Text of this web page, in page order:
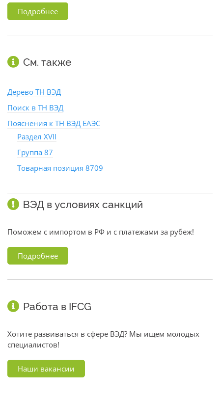
Подробнее
См. также
Дерево ТН ВЭД
Поиск в ТН ВЭД
Пояснения к ТН ВЭД ЕАЭС
Раздел XVII
Группа 87
Товарная позиция 8709
ВЭД в условиях санкций
Поможем с импортом в РФ и с платежами за рубеж!
Подробнее
Работа в IFCG
Хотите развиваться в сфере ВЭД? Мы ищем молодых
специалистов!
Наши вакансии